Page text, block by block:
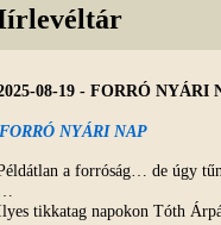
08-19 - FORRÓ NYÁRI
FORRÓ NYÁRI NAP
a forróság… de úgy
tikkatag napokon Tóth